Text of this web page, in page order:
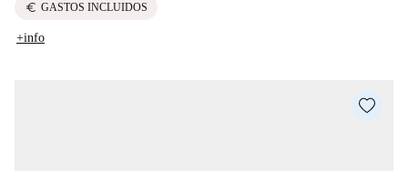
euro GASTOS INCLUIDOS
+info